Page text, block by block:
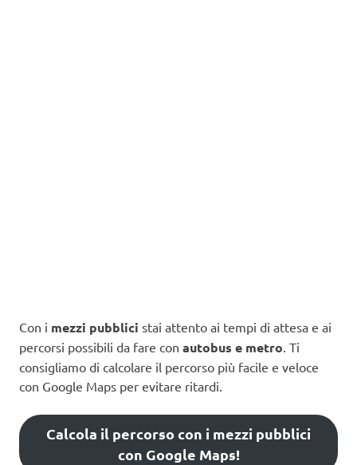
Con i mezzi pubblici stai attento ai tempi di attesa e ai
percorsi possibili da fare con autobus e metro . Ti
consigliamo di calcolare il percorso più facile e veloce
con Google Maps per evitare ritardi.
Calcola il percorso con i mezzi pubblici
con Google Maps!